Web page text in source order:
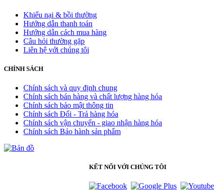
Khiếu nại & bồi thường
Hướng dẫn thanh toán
Hướng dẫn cách mua hàng
Câu hỏi thường gặp
Liên hệ với chúng tôi
CHÍNH SÁCH
Chính sách và quy định chung
Chính sách bán hàng và chất lượng hàng hóa
Chính sách bảo mật thông tin
Chính sách Đổi - Trả hàng hóa
Chính sách vận chuyển - giao nhận hàng hóa
Chính sách Bảo hành sản phẩm
KẾT NỐI VỚI CHÚNG TÔI